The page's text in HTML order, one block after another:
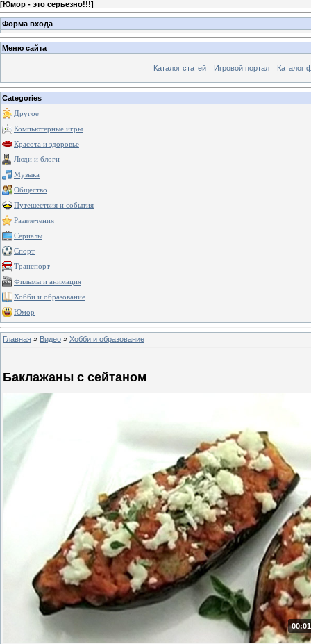
[Юмор - это серьезно!!!]
Форма входа
Меню сайта
Каталог статей Игровой портал Каталог
Categories
Другое
Компьютерные игры
Красота и здоровье
Люди и блоги
Музыка
Общество
Путешествия и события
Развлечения
Сериалы
Спорт
Транспорт
Фильмы и анимация
Хобби и образование
Юмор
Главная » Видео » Хобби и образование
Баклажаны с сейтаном